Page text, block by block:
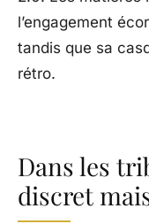
l’engagement
tandis que sa
rétro.
Dans les
discret